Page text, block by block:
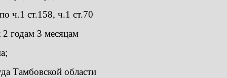
ч.1 ст.158, ч.1 ст.70
годам 3 месяцам
Тамбовской области